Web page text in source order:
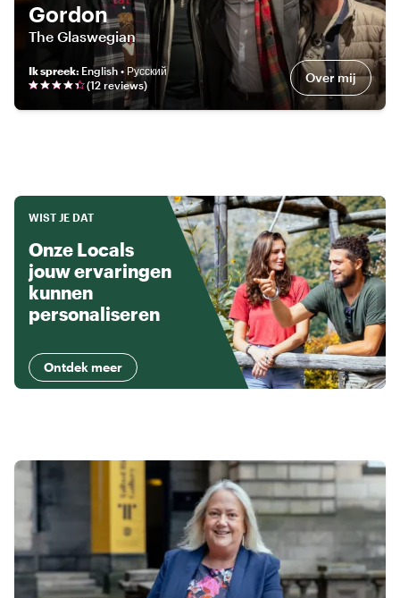
Gordon
The Glaswegian
Ik spreek: English • Русский
(12 reviews) Over mij
WIST JE DAT
Onze Locals
jouw ervaringen
kunnen
personaliseren
Ontdek meer